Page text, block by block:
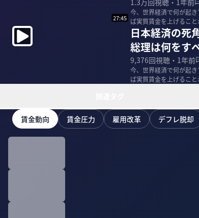
1.3万回視聴・ 1年前
今、世界経済で何が起
ば実質賃金を上げるこ
らった。 ＜ゲ...
27:45
日本経済の死
総理は何をす
9,376回視聴・ 1年前
今、世界経済で何が起
ば実質賃金を上げるこ
賃金動向 賃金圧力 雇用改革 デフレ脱却